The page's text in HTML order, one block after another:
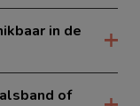
in de
of